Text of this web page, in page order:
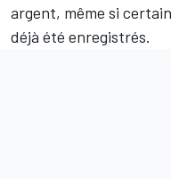
argent, même si
déjà été enregistrés.